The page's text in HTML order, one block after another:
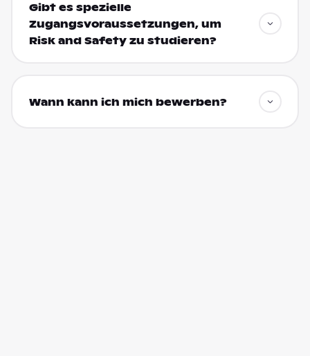
Gibt es spezielle
Zugangsvoraussetzungen, um
Risk and Safety zu studieren?
Wann kann ich mich bewerben?